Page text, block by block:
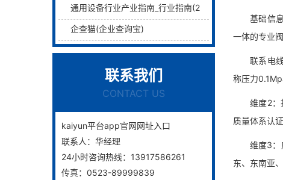
通用设备行业产业指南_行业指南(2)_前瞻 - 前瞻网
企查猫(企业查询宝)
联系我们
CONTACT US
kaiyun平台app官网网址入口
联系人： 华经理
24小时咨询热线： 13917586261
传真： 0523-89999839
基础信息
一体的专业
联系电线
称压力
维度2：技
质量体系认
维度3：应
东、东南亚